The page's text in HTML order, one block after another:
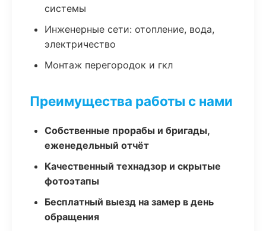
системы
Инженерные сети: отопление, вода,
электричество
Монтаж перегородок и гкл
Преимущества работы с нами
Собственные прорабы и бригады,
еженедельный отчёт
Качественный технадзор и скрытые
фотоэтапы
Бесплатный выезд на замер в день
обращения